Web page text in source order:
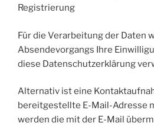
Registrierung
Für die Verarbeitung der Daten
Absendevorgangs Ihre
diese Datenschutzerklärung
Alternativ ist eine
bereitgestellte E-Mail-Adresse
werden die mit der E-Mail